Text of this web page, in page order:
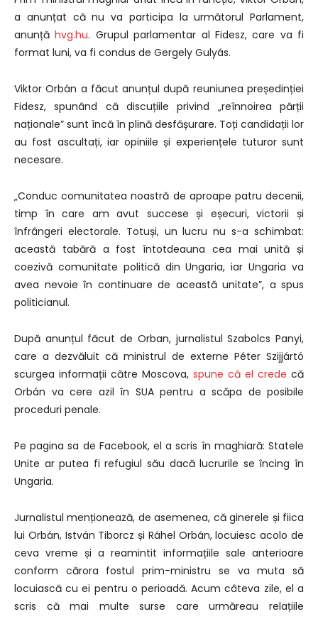
a anunțat că nu va participa la următorul Parlament,
anunță hvg.hu. Grupul parlamentar al Fidesz, care va fi
format luni, va fi condus de Gergely Gulyás.
Viktor Orbán a făcut anunțul după reuniunea președinției
Fidesz, spunând că discuțiile privind „reînnoirea părții
naționale” sunt încă în plină desfășurare. Toți candidații lor
au fost ascultați, iar opiniile și experiențele tuturor sunt
necesare.
„Conduc comunitatea noastră de aproape patru decenii,
timp în care am avut succese și eșecuri, victorii și
înfrângeri electorale. Totuși, un lucru nu s-a schimbat:
această tabără a fost întotdeauna cea mai unită și
coezivă comunitate politică din Ungaria, iar Ungaria va
avea nevoie în continuare de această unitate”, a spus
politicianul.
După anunțul făcut de Orban, jurnalistul Szabolcs Panyi,
care a dezvăluit că ministrul de externe Péter Szijjártó
scurgea informații către Moscova, spune că el crede că
Orbán va cere azil în SUA pentru a scăpa de posibile
proceduri penale.
Pe pagina sa de Facebook, el a scris în maghiară: Statele
Unite ar putea fi refugiul său dacă lucrurile se încing în
Ungaria.
Jurnalistul menționează, de asemenea, că ginerele și fiica
lui Orbán, István Tiborcz și Ráhel Orbán, locuiesc acolo de
ceva vreme și a reamintit informațiile sale anterioare
conform cărora fostul prim-ministru se va muta să
locuiască cu ei pentru o perioadă. Acum câteva zile, el a
scris că mai multe surse care urmăreau relațiile